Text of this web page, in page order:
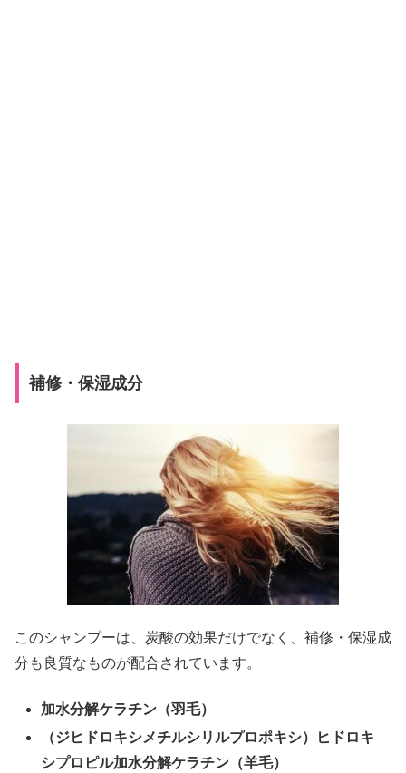
補修・保湿成分
このシャンプーは、炭酸の効果だけでなく、補修・保湿成
分も良質なものが配合されています。
加水分解ケラチン（羽毛）
（ジヒドロキシメチルシリルプロポキシ）ヒドロキ
シプロピル加水分解ケラチン（羊毛）